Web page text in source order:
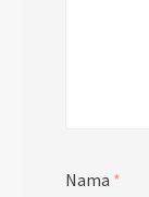
Nama *